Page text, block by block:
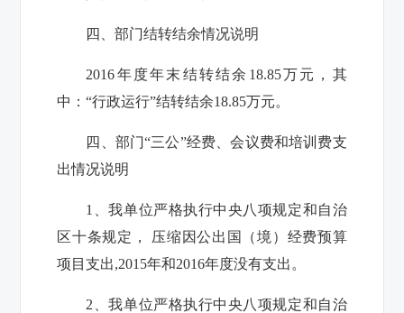
四、部门结转结余情况说明
2016年度年末结转结余18.85万元，其
中：“行政运行”结转结余18.85万元。
四、部门“三公”经费、会议费和培训费支
出情况说明
1、我单位严格执行中央八项规定和自治
区十条规定， 压缩因公出国（境）经费预算
项目支出,2015年和2016年度没有支出。
2、我单位严格执行中央八项规定和自治